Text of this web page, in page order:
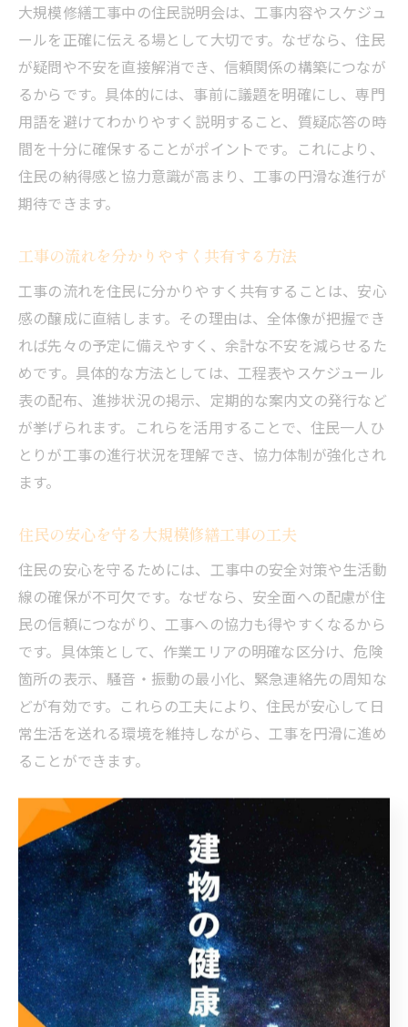
大規模修繕工事中の住民説明会は、工事内容やスケジュ
ールを正確に伝える場として大切です。なぜなら、住民
が疑問や不安を直接解消でき、信頼関係の構築につなが
るからです。具体的には、事前に議題を明確にし、専門
用語を避けてわかりやすく説明すること、質疑応答の時
間を十分に確保することがポイントです。これにより、
住民の納得感と協力意識が高まり、工事の円滑な進行が
期待できます。
工事の流れを分かりやすく共有する方法
工事の流れを住民に分かりやすく共有することは、安心
感の醸成に直結します。その理由は、全体像が把握でき
れば先々の予定に備えやすく、余計な不安を減らせるた
めです。具体的な方法としては、工程表やスケジュール
表の配布、進捗状況の掲示、定期的な案内文の発行など
が挙げられます。これらを活用することで、住民一人ひ
とりが工事の進行状況を理解でき、協力体制が強化され
ます。
住民の安心を守る大規模修繕工事の工夫
住民の安心を守るためには、工事中の安全対策や生活動
線の確保が不可欠です。なぜなら、安全面への配慮が住
民の信頼につながり、工事への協力も得やすくなるから
です。具体策として、作業エリアの明確な区分け、危険
箇所の表示、騒音・振動の最小化、緊急連絡先の周知な
どが有効です。これらの工夫により、住民が安心して日
常生活を送れる環境を維持しながら、工事を円滑に進め
ることができます。
資産価値を守るための大規模修繕工
事計画術
大規模修繕工事の計画が資産価値維持の鍵
大規模修繕工事の計画は、マンションや建物の資産価値
を維持するために極めて重要です。なぜなら、計画的な